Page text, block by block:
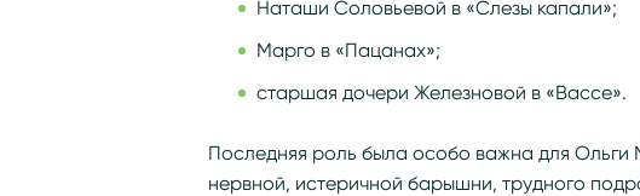
Наташи Соловьевой в «Слезы капали»;
Марго в «Пацанах»;
старшая дочери Железновой в «Вассе».
Последняя роль была особо важна для
нервной, истеричной барышни, трудного